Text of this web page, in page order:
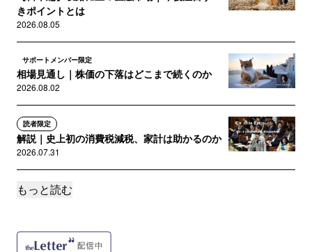
きポイントとは
2026.08.05
サポートメンバー限定
相場見通し｜株価の下落はどこまで続くのか
2026.08.02
読者限定
解説｜史上初の消費税減税、家計は助かるのか
2026.07.31
サポートメンバー限定
2026.07.30
もっと読む